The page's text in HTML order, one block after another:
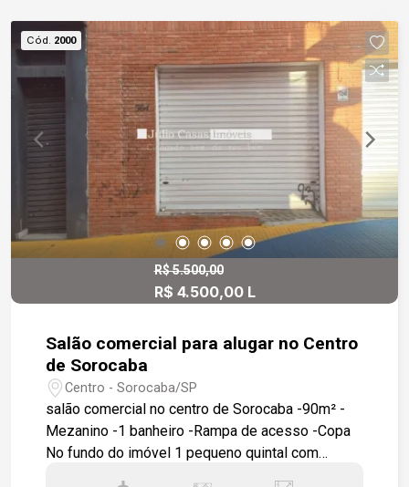
Cód. 2000
R$ 5.500,00
R$ 4.500,00 L
Salão comercial para alugar no Centro
de Sorocaba
Centro - Sorocaba/SP
salão comercial no centro de Sorocaba -90m² -
Mezanino -1 banheiro -Rampa de acesso -Copa
No fundo do imóvel 1 pequeno quintal com